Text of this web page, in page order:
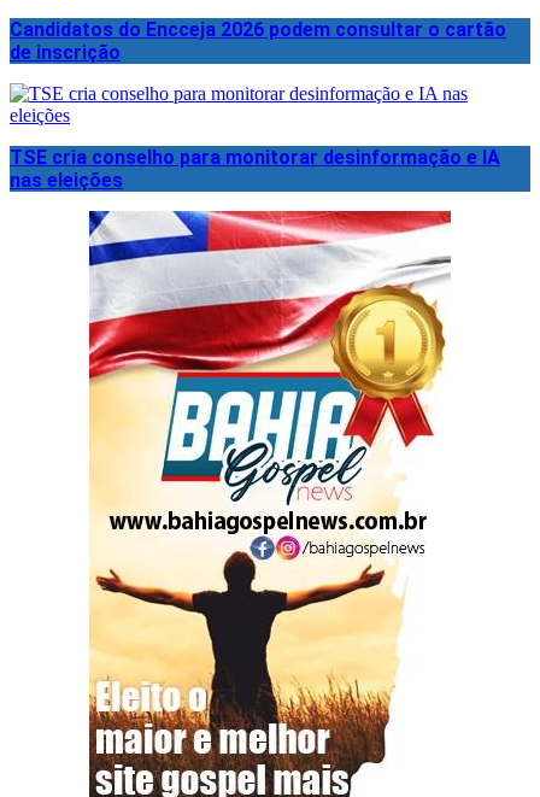
Candidatos do Encceja 2026 podem consultar o cartão
de inscrição
TSE cria conselho para monitorar desinformação e IA
nas eleições